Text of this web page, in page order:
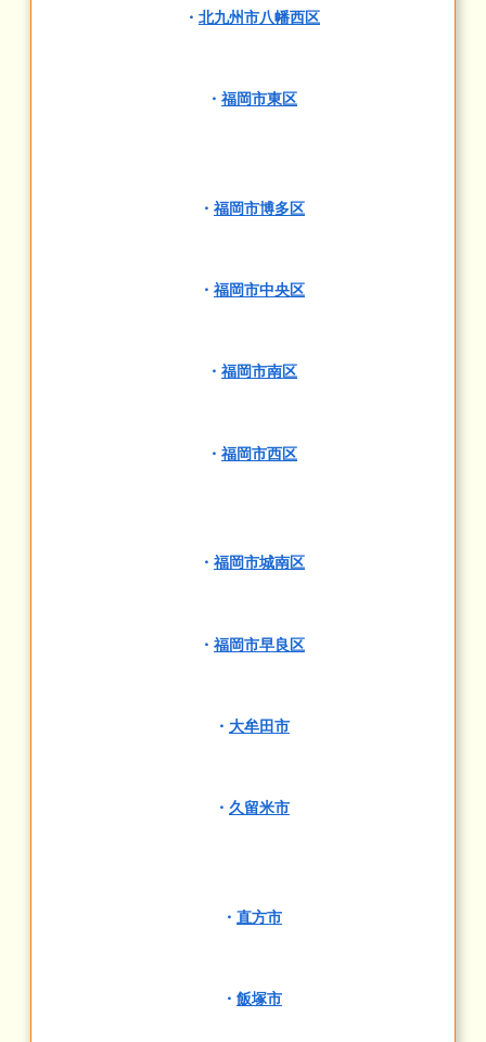
・ 北九州市八幡西区
・ 福岡市東区
・ 福岡市博多区
・ 福岡市中央区
・ 福岡市南区
・ 福岡市西区
・ 福岡市城南区
・ 福岡市早良区
・ 大牟田市
・ 久留米市
・ 直方市
・ 飯塚市